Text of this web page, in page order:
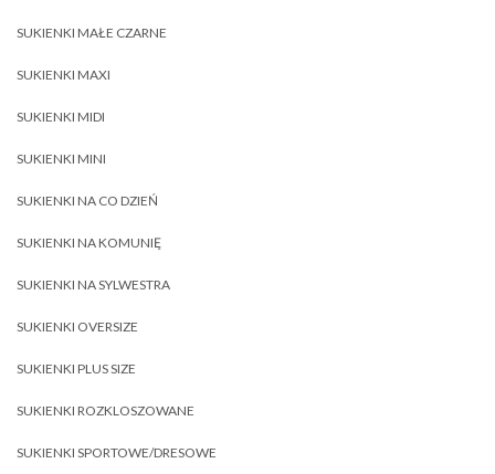
SUKIENKI MAŁE CZARNE
SUKIENKI MAXI
SUKIENKI MIDI
SUKIENKI MINI
SUKIENKI NA CO DZIEŃ
SUKIENKI NA KOMUNIĘ
SUKIENKI NA SYLWESTRA
SUKIENKI OVERSIZE
SUKIENKI PLUS SIZE
SUKIENKI ROZKLOSZOWANE
SUKIENKI SPORTOWE/DRESOWE